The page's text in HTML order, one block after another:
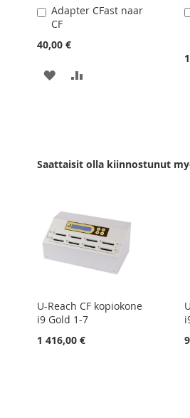
Adapter CFast naar
CF
40,00 €
Lisää
ostoskoriin
LISÄÄ
Saattaisit olla kiinnostunut
U-Reach CF kopiokone
i9 Gold 1-7
1 416,00 €